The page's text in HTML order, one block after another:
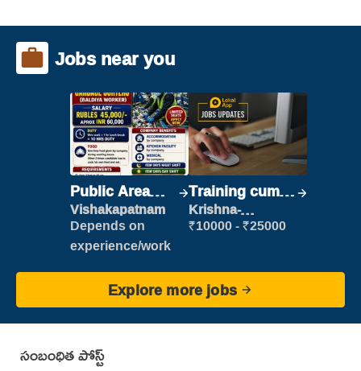
Jobs near you
Public Area
Cleaner
Vishakapatnam
Depends on
experience/work
Training cum
Placement
Krishna-
vijayawada
₹10000 - ₹25000
Explore more jobs
సంబంధిత పోస్ట్